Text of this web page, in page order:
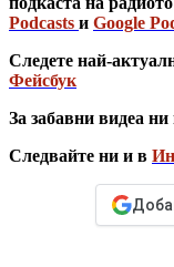
Podcasts и Google
Следете най-
Фейсбук
За забавни видеа ни
Следвайте ни и в